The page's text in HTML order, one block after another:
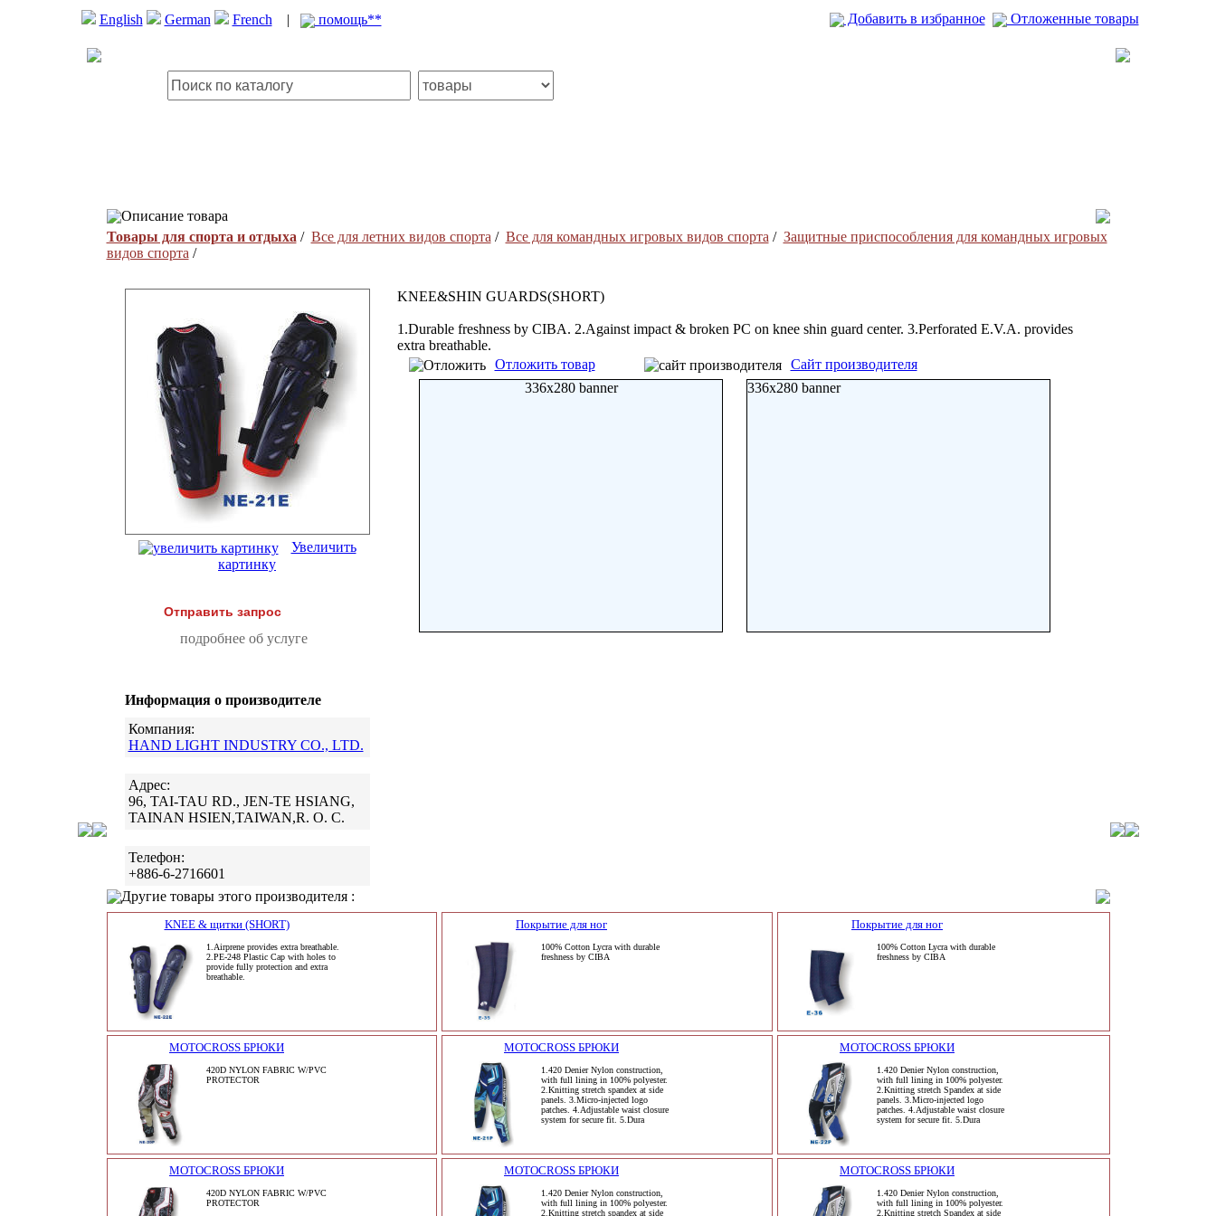
English German French | помощь** Добавить в избранное Отложенные товары
Описание товара
Товары для спорта и отдыха / Все для летних видов спорта / Все для командных игровых видов спорта / Защитные приспособления для командных игровых
видов спорта /
Увеличить
картинку
Отправить запрос
подробнее об услуге
Информация о производителе
Компания:
HAND LIGHT INDUSTRY CO., LTD.
Адрес:
96, TAI-TAU RD., JEN-TE HSIANG,
TAINAN HSIEN,TAIWAN,R. O. C.
Телефон:
+886-6-2716601
KNEE&SHIN GUARDS(SHORT)
1.Durable freshness by CIBA. 2.Against impact & broken PC on knee shin guard center. 3.Perforated E.V.A. provides
extra breathable.
Отложить товар
Сайт производителя
336x280 banner
336x280 banner
Другие товары этого производителя :
KNEE & щитки (SHORT)
1.Airprene provides extra breathable.
2.PE-248 Plastic Cap with holes to
provide fully protection and extra
breathable.
Покрытие для ног
100% Cotton Lycra with durable
freshness by CIBA
Покрытие для ног
100% Cotton Lycra with durable
freshness by CIBA
MOTOCROSS БРЮКИ
420D NYLON FABRIC W/PVC
PROTECTOR
MOTOCROSS БРЮКИ
1.420 Denier Nylon construction,
with full lining in 100% polyester.
2.Knitting stretch spandex at side
panels. 3.Micro-injected logo
patches. 4.Adjustable waist closure
system for secure fit. 5.Dura
MOTOCROSS БРЮКИ
1.420 Denier Nylon construction,
with full lining in 100% polyester.
2.Knitting stretch Spandex at side
panels. 3.Micro-injected logo
patches. 4.Adjustable waist closure
system for secure fit. 5.Dura
MOTOCROSS БРЮКИ
420D NYLON FABRIC W/PVC
PROTECTOR
MOTOCROSS БРЮКИ
1.420 Denier Nylon construction,
with full lining in 100% polyester.
2.Knitting stretch spandex at side
MOTOCROSS БРЮКИ
1.420 Denier Nylon construction,
with full lining in 100% polyester.
2.Knitting stretch Spandex at side